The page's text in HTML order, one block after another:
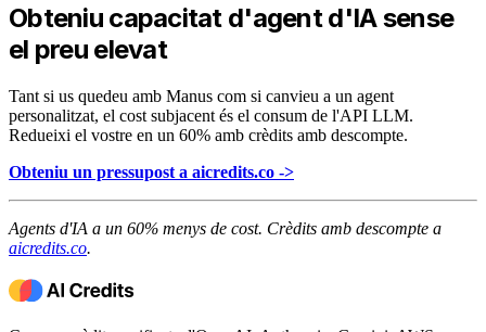
Obteniu capacitat d'agent d'IA sense
el preu elevat
Tant si us quedeu amb Manus com si canvieu a un agent
personalitzat, el cost subjacent és el consum de l'API LLM.
Redueixi el vostre en un 60% amb crèdits amb descompte.
Obteniu un pressupost a aicredits.co ->
Agents d'IA a un 60% menys de cost. Crèdits amb descompte a
aicredits.co.